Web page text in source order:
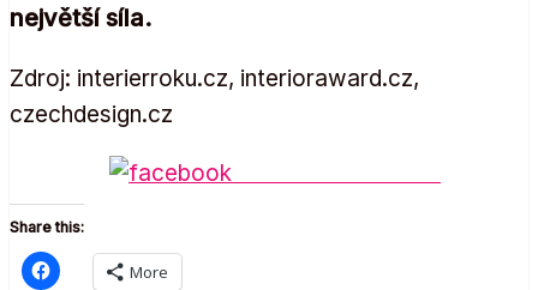
největší síla.
Zdroj: interierroku.cz, interioraward.cz,
czechdesign.cz
Share this:
More